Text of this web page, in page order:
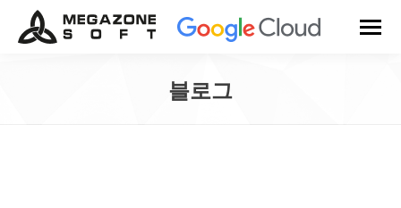
블로그